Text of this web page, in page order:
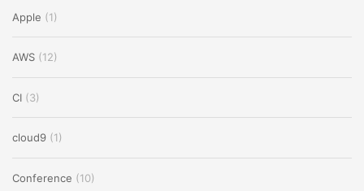
Apple (1)
AWS (12)
CI (3)
cloud9 (1)
Conference (10)